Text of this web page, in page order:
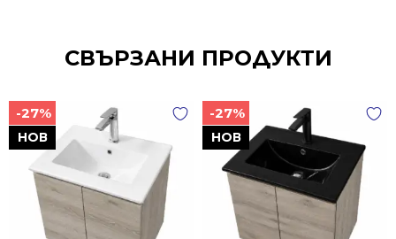
СВЪРЗАНИ ПРОДУКТИ
НОВ
-27%
НОВ
-27%